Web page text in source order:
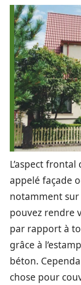
L’aspect
appelé façade
notamment
pouvez rendre
par rapport à
grâce à
béton.
chose pour